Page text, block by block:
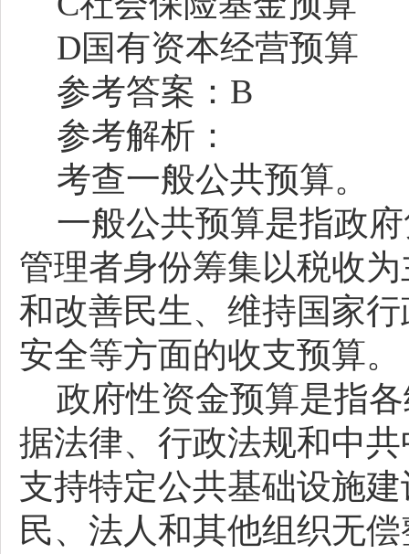
D国有资本经营预算
参考答案： B
参考解析：
考查一般公共预算。
一般公共预算是指政
管理者身份筹集以税收
和改善民生、维持国家
安全等方面的收支预算。
政府性资金预算是指
据法律、行政法规和中
支持特定公共基础设施
民、法人和其他组织无